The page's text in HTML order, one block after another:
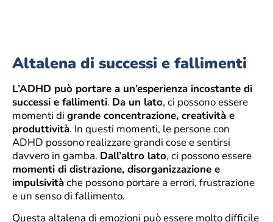
Altalena di successi e fallimenti
L’ADHD può portare a un’esperienza incostante di
successi e fallimenti. Da un lato, ci possono essere
momenti di grande concentrazione, creatività e
produttività. In questi momenti, le persone con
ADHD possono realizzare grandi cose e sentirsi
davvero in gamba. Dall’altro lato, ci possono essere
momenti di distrazione, disorganizzazione e
impulsivitàche possono portare a errori, frustrazione
e un senso di fallimento.
Questa altalena di emozioni può essere molto difficile